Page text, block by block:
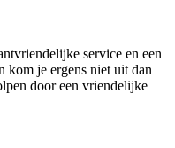
service en een
kom je ergens niet uit dan
door een vriendelijke